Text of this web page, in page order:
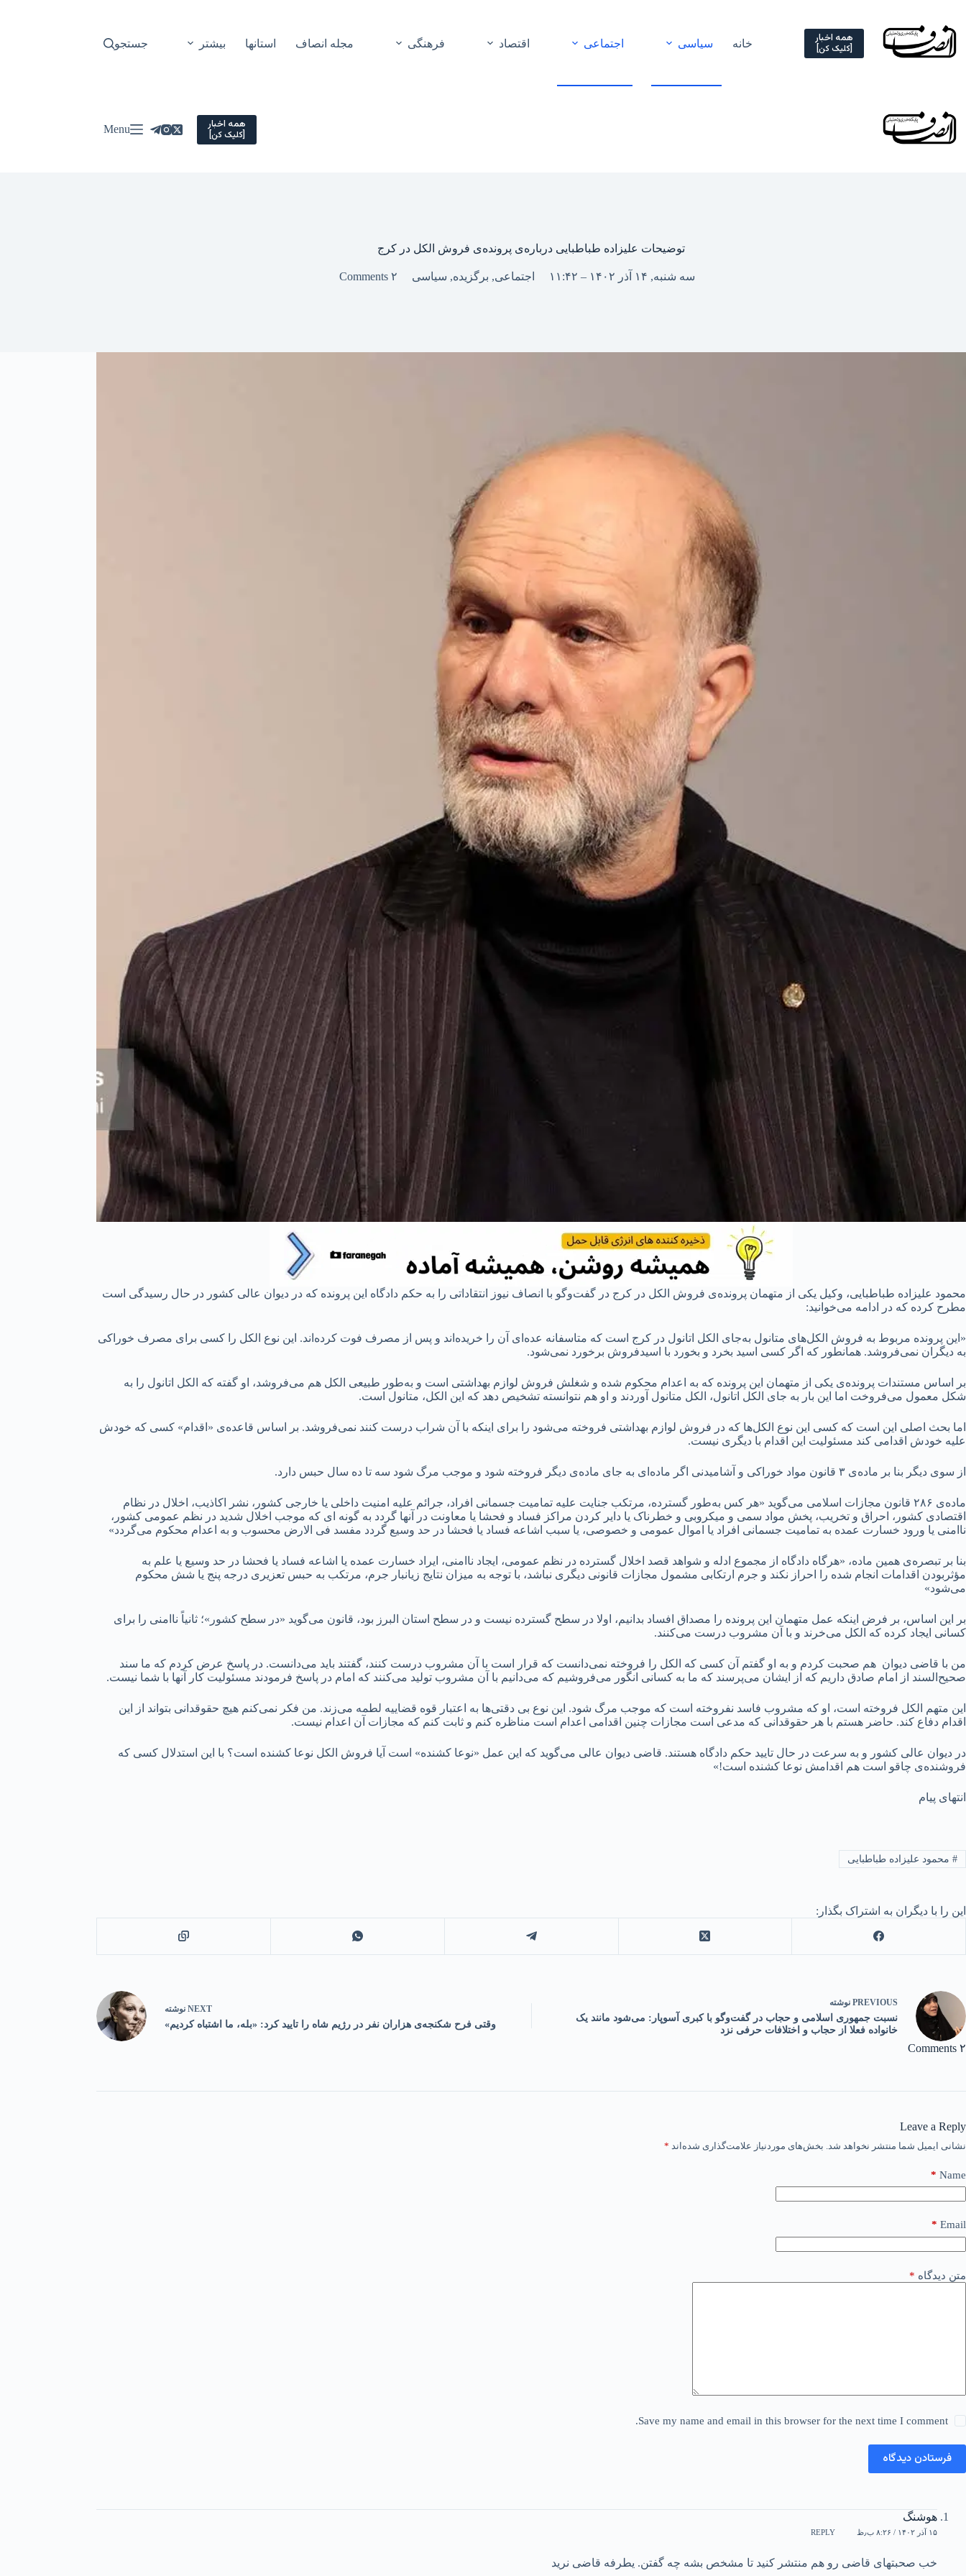
content
همه اخبار
[کلیک کن] خانه سیاسی اجتماعی اقتصاد فرهنگی مجله انصاف استانها بیشتر جستجو
همه اخبار
[کلیک کن] Menu
توضیحات علیزاده طباطبایی درباره‌ی پرونده‌ی فروش الکل در کرج
سه شنبه, ۱۴ آذر ۱۴۰۲ – ۱۱:۴۲ اجتماعی, برگزیده, سیاسی ۲ Comments
محمود علیزاده طباطبایی، وکیل یکی از متهمان پرونده‌ی فروش الکل در کرج در گفت‌وگو با انصاف نیوز انتقاداتی را به حکم دادگاه این پرونده که در دیوان عالی کشور در حال رسیدگی است
مطرح کرده که در ادامه می‌خوانید:
«این پرونده‌ مربوط به فروش الکل‌های متانول به‌جای الکل اتانول در کرج است که متاسفانه عده‌ای آن را خریده‌اند و‌ پس از مصرف فوت کرده‌اند. این نوع الکل را کسی برای مصرف خوراکی
به دیگران نمی‌فروشد. همانطور که اگر کسی اسید بخرد و‌ بخورد با اسیدفروش برخورد نمی‌شود.
بر اساس مستندات پرونده‌ی یکی از متهمان این پرونده که به اعدام محکوم شده‌ و شغلش فروش لوازم بهداشتی است و به‌طور طبیعی الکل هم می‌فروشد، او گفته که الکل اتانول را به
شکل معمول می‌فروخت اما این بار به جای الکل اتانول، الکل متانول آوردند و او هم نتوانسته تشخیص دهد که این الکل، متانول است.
اما بحث اصلی این است که کسی این نوع الکل‌ها که در فروش لوازم بهداشتی فروخته می‌شود را برای اینکه با آن شراب درست کنند نمی‌فروشد. بر اساس قاعده‌ی «اقدام» کسی که خودش
علیه خودش اقدامی کند مسئولیت این اقدام با دیگری نیست.
از سوی دیگر بنا بر ماده‌ی ۳ قانون مواد خوراکی و آشامیدنی اگر ماده‌ای به جای ماده‌ی دیگر فروخته شود و موجب مرگ شود سه تا ده سال حبس دارد.
ماده‌ی ۲۸۶ قانون مجازات اسلامی می‌گوید «هر کس به‌طور گسترده، مرتکب جنایت علیه تمامیت جسمانی افراد، جرائم علیه امنیت داخلی یا خارجی کشور، نشر اکاذیب، اخلال در نظام
اقتصادی کشور، احراق و تخریب، پخش مواد سمی و میکروبی و خطرناک یا دایر کردن مراکز فساد و فحشا یا معاونت در آنها گردد به گونه ای که موجب اخلال شدید در نظم عمومی کشور،
ناامنی یا ورود خسارت عمده به تمامیت جسمانی افراد یا اموال عمومی و خصوصی، یا سبب اشاعه فساد یا فحشا در حد وسیع گردد مفسد فی الارض محسوب و به اعدام محکوم می‌گردد»
بنا بر تبصره‌ی همین ماده، «هرگاه دادگاه از مجموع ادله و شواهد قصد اخلال گسترده در نظم عمومی، ایجاد ناامنی، ایراد خسارت عمده یا اشاعه فساد یا فحشا در حد وسیع یا علم به
مؤثربودن اقدامات انجام شده را احراز نکند و جرم ارتکابی مشمول مجازات قانونی دیگری نباشد، با توجه به میزان نتایج زیانبار جرم، مرتکب به حبس تعزیری درجه پنج یا شش محکوم
می‌شود»
بر این اساس، بر فرض اینکه عمل متهمان این پرونده را مصداق افساد بدانیم، اولا در سطح گسترده نیست و در سطح استان البرز بود، قانون می‌گوید «در سطح کشور»؛ ثانیاً ناامنی را برای
کسانی ایجاد کرده که الکل می‌خرند و با آن مشروب درست می‌کنند.
من با قاضی دیوان هم صحبت کردم و به او گفتم آن کسی که الکل را فروخته نمی‌دانست که قرار است با آن مشروب درست کنند، گفتند باید می‌دانست. در پاسخ عرض کردم که ما سند
صحیح‌السند از امام صادق داریم که از ایشان می‌پرسند که ما به کسانی انگور می‌فروشیم که می‌دانیم با آن مشروب تولید می‌کنند که امام در پاسخ فرمودند مسئولیت کار آنها با شما نیست.
این متهم الکل فروخته است، او که مشروب فاسد نفروخته است که موجب مرگ شود. این نوع بی دقتی‌ها به اعتبار قوه قضاییه لطمه می‌زند. من فکر نمی‌کنم هیچ حقوقدانی بتواند از این
اقدام دفاع کند. حاضر هستم با هر حقوقدانی که مدعی است مجازات چنین اقدامی اعدام است مناظره کنم و ثابت کنم که مجازات آن اعدام نیست.
در دیوان عالی کشور و به سرعت در حال تایید حکم دادگاه هستند. قاضی دیوان عالی می‌گوید که این عمل «نوعا کشنده» است آیا فروش الکل نوعا کشنده است؟ با این استدلال کسی که
فروشنده‌ی چاقو است هم اقدامش نوعا کشنده است!»
انتهای پیام
#محمود علیزاده طباطبایی
این را با دیگران به اشتراک بگذار:
PREVIOUS نوشته
نسبت جمهوری اسلامی و حجاب در گفت‌و‌گو با کبری آسوپار: می‌شود مانند یک
خانواده فعلا از حجاب و اختلافات حرفی نزد
NEXT نوشته
وقتی فرح شکنجه‌ی هزاران نفر در رژیم شاه را تایید کرد: «بله، ما اشتباه کردیم»
۲ Comments
Leave a Reply
نشانی ایمیل شما منتشر نخواهد شد. بخش‌های موردنیاز علامت‌گذاری شده‌اند *
Name
*
Email
*
متن دیدگاه *
Save my name and email in this browser for the next time I comment.
فرستادن دیدگاه
هوشنگ
۱۵ آذر ۱۴۰۲ / ۸:۲۶ ب٫ظ REPLY
خب صحبتهای قاضی رو هم منتشر کنید تا مشخص بشه چه گفتن. یطرفه قاضی نرید